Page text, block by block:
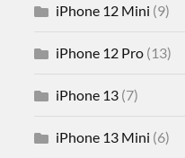
iPhone 12 Mini (9)
iPhone 12 Pro (13)
iPhone 13 (7)
iPhone 13 Mini (6)